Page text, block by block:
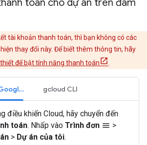
toán cho dự án trên đám
tài khoản thanh toán, thì bạn không có các
thay đổi này. Để biết thêm thông tin, hãy
để bật tính năng thanh toán
Bảng điều khiển Google Cloud gcloud CLI
điều khiển Cloud, hãy chuyển đến
toán. Nhấp vào Trình đơn menu >
> Dự án của tôi.